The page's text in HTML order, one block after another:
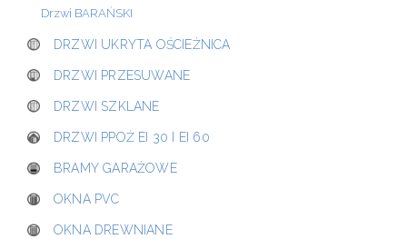
Drzwi BARAŃSKI
DRZWI UKRYTA OŚCIEŻNICA
DRZWI PRZESUWANE
DRZWI SZKLANE
DRZWI PPOŻ EI 30 I EI 60
BRAMY GARAŻOWE
OKNA PVC
OKNA DREWNIANE